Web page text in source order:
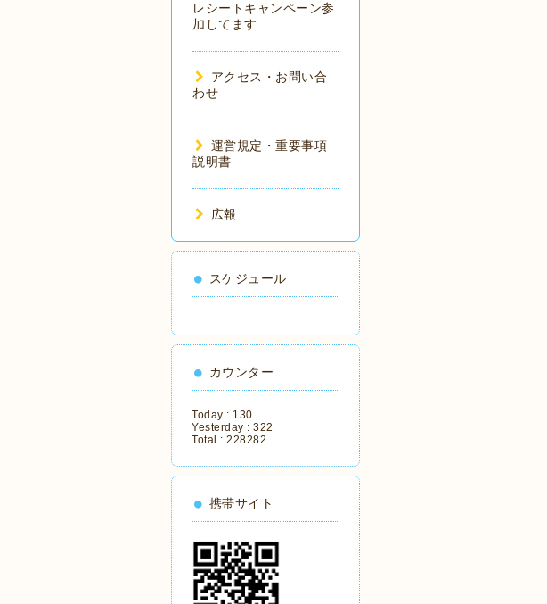
レシートキャンペーン参
加してます
アクセス・お問い合
わせ
運営規定・重要事項
説明書
広報
スケジュール
カウンター
Today : 130
Yesterday : 322
Total : 228282
携帯サイト